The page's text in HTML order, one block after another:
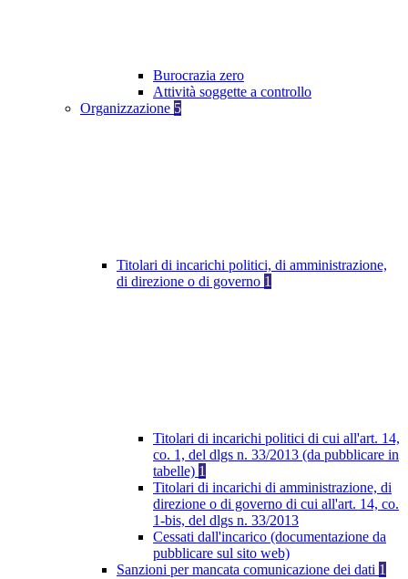
Burocrazia zero
Attività soggette a controllo
Organizzazione 5
Titolari di incarichi politici, di amministrazione,
di direzione o di governo 1
Titolari di incarichi politici di cui all'art. 14,
co. 1, del dlgs n. 33/2013 (da pubblicare in
tabelle) 1
Titolari di incarichi di amministrazione, di
direzione o di governo di cui all'art. 14, co.
1-bis, del dlgs n. 33/2013
Cessati dall'incarico (documentazione da
pubblicare sul sito web)
Sanzioni per mancata comunicazione dei dati 1